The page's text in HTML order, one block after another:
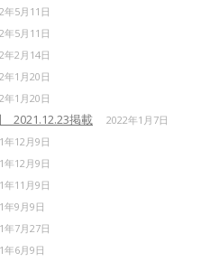
年5月11日
年5月11日
年2月14日
年1月20日
年1月20日
2021.12.23掲載 2022年1月7日
年12月9日
年12月9日
年11月9日
年9月9日
年7月27日
年6月9日